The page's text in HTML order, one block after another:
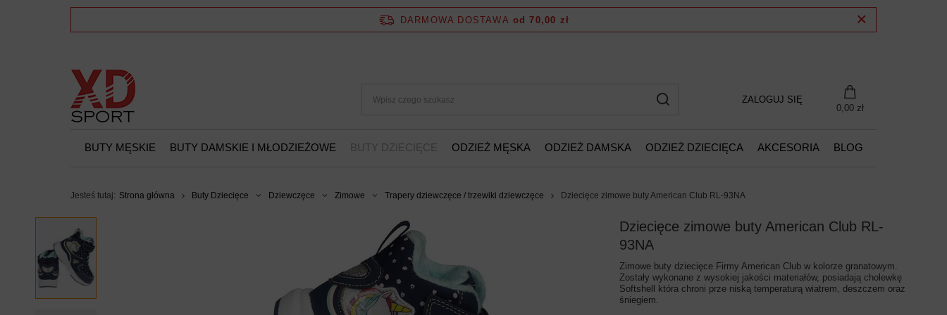
DARMOWA DOSTAWA od 70,00 zł
ZALOGUJ SIĘ
0,00 zł
BUTY MĘSKIE BUTY DAMSKIE I MŁODZIEŻOWE BUTY DZIECIĘCE ODZIEŻ MĘSKA ODZIEŻ DAMSKA ODZIEŻ DZIECIĘCA AKCESORIA BLOG
Jesteś tutaj: Strona główna Buty Dziecięce Dziewczęce Zimowe Trapery dziewczęce / trzewiki dziewczęce Dziecięce zimowe buty American Club RL-93NA
Dziecięce zimowe buty American Club RL-
93NA
Zimowe buty dziecięce Firmy American Club w kolorze granatowym.
Zostały wykonane z wysokiej jakości materiałów, posiadają cholewkę
Softshell która chroni prze niską temperaturą wiatrem, deszczem oraz
śniegiem.